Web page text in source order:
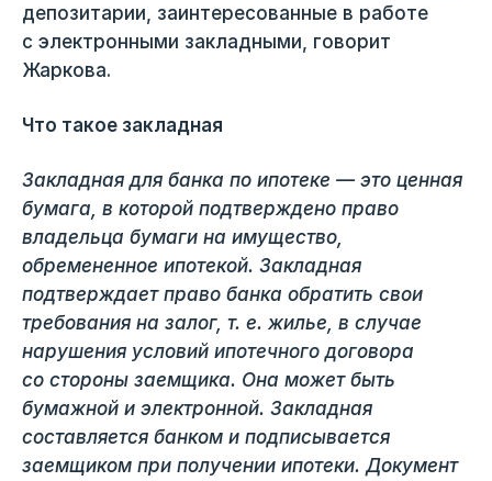
депозитарии, заинтересованные в работе
с электронными закладными, говорит
Жаркова.
Что такое закладная
Закладная для банка по ипотеке — это ценная
бумага, в которой подтверждено право
владельца бумаги на имущество,
обремененное ипотекой. Закладная
подтверждает право банка обратить свои
требования на залог, т. е. жилье, в случае
нарушения условий ипотечного договора
со стороны заемщика. Она может быть
бумажной и электронной. Закладная
составляется банком и подписывается
заемщиком при получении ипотеки. Документ